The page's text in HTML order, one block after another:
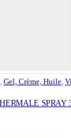
Gel, Crème, Huile
SPRAY